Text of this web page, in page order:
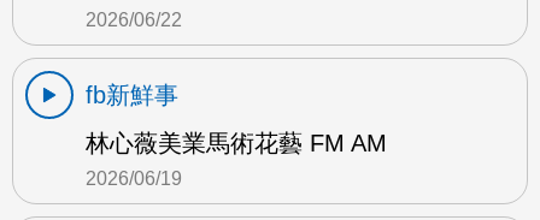
2026/06/22
fb新鮮事
林心薇美業馬術花藝 FM AM
2026/06/19